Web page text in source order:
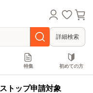
詳細検索
特集 初めての方
トップ申請対象